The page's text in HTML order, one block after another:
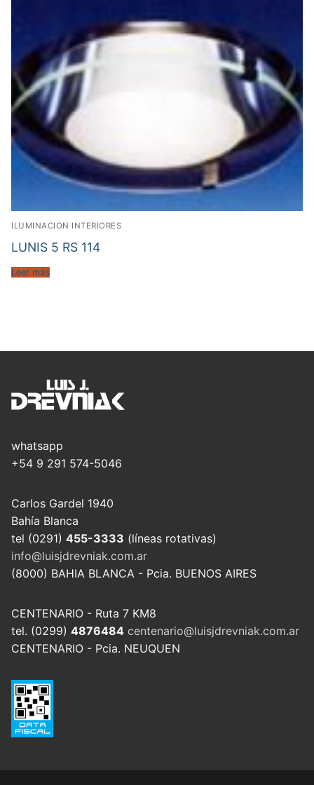
ILUMINACION INTERIORES
LUNIS 5 RS 114
Leer más
whatsapp
+54 9 291 574-5046
Carlos Gardel 1940
Bahía Blanca
tel (0291) 455-3333 (líneas rotativas)
info@luisjdrevniak.com.ar
(8000) BAHIA BLANCA - Pcia. BUENOS AIRES
CENTENARIO - Ruta 7 KM8
tel. (0299) 4876484 centenario@luisjdrevniak.com.ar
CENTENARIO - Pcia. NEUQUEN